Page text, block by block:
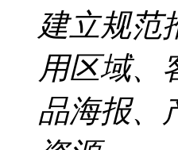
建立规范
用区域、
品海报、